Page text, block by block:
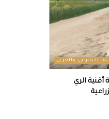
الشرقي والغربي
أقنية الري